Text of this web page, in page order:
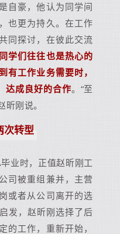
自豪，他认为同学间
也更为持久。在工作
同探讨，在彼此交流
同学们往往也是热心的
有工作业务需要时，
达成良好的合作。“至
刚说。
次转型
业时，正值赵昕刚工
司被重组兼并，主营
或者从公司离开的选
发，赵昕刚选择了后
的工作，重新开始，